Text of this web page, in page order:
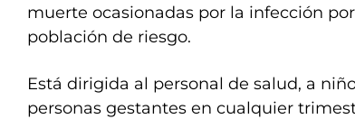
muerte ocasionadas por la infección
población de riesgo.
Está dirigida al personal de salud, a
personas gestantes en cualquier